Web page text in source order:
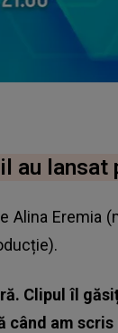
au lansat
Alina Eremia
Clipul îl
când am scris